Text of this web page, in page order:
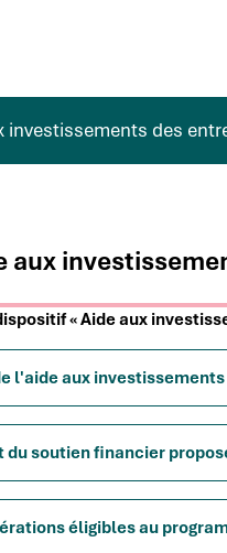
investissements des
aux
« Aide aux
l'aide aux
du soutien financier
éligibles au